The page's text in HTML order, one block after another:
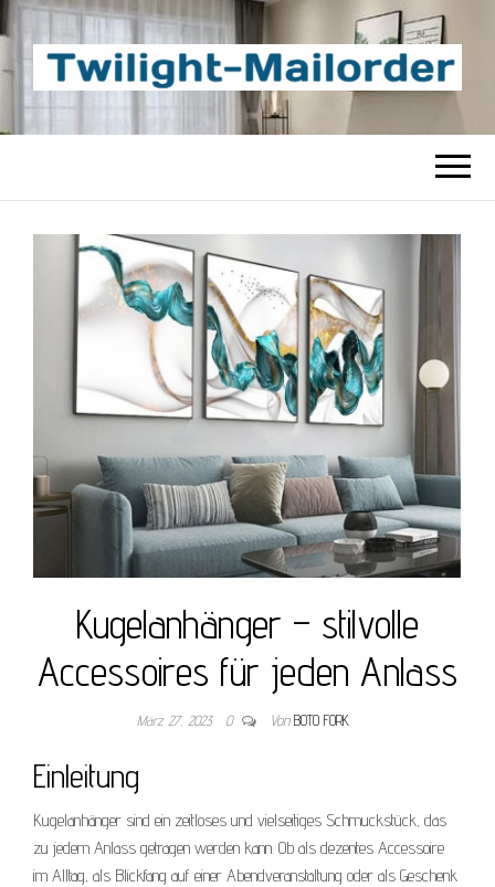
TWILIGHT-
MAILORDER
Beste Content-Sharing-Site
Kugelanhänger – stilvolle
Accessoires für jeden Anlass
März 27, 2023 0 Von BOTO FORK
Einleitung
Kugelanhänger sind ein zeitloses und vielseitiges Schmuckstück, das
zu jedem Anlass getragen werden kann. Ob als dezentes Accessoire
im Alltag, als Blickfang auf einer Abendveranstaltung oder als Geschenk